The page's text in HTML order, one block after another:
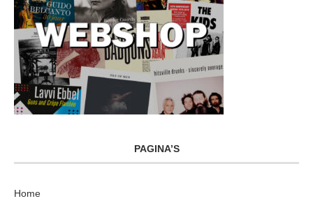
PAGINA’S
Home